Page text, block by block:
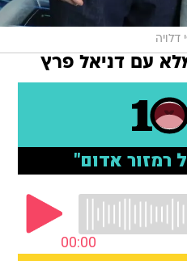
דלויה
עם דניאל פרץ